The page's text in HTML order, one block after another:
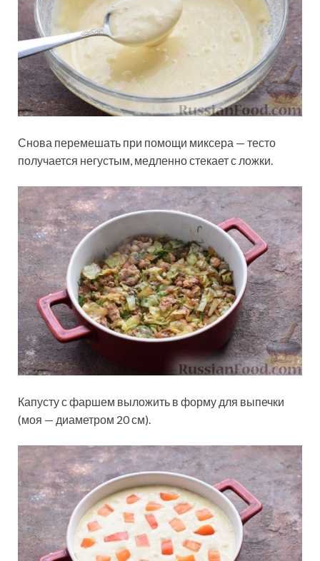
Снова перемешать при помощи миксера — тесто
получается негустым, медленно стекает с ложки.
Капусту с фаршем выложить в форму для выпечки
(моя — диаметром 20 см).